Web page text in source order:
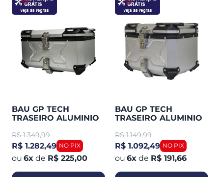
BAU GP TECH
TRASEIRO ALUMINIO
R$ 1.349,99
R$ 1.282,49
6x de R$ 225,00
BAU GP TECH
TRASEIRO ALUMINIO
R$ 1.149,99
R$ 1.092,49
6x de R$ 191,66